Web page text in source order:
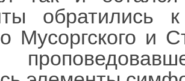
обратились
Мусоргского и